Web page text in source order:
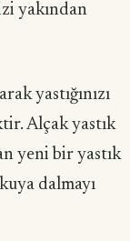
yakından
yastığınızı
Alçak yastık
yeni bir yastık
dalmayı